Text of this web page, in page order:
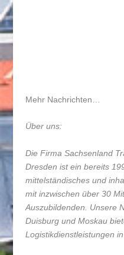
Mehr Nachrichten…
Über uns:
Die Firma Sachsenland
Dresden ist ein bereits
mittelständisches und
mit inzwischen über 30
Auszubildenden. Unsere
Duisburg und Moskau
Logistikdienstleistungen